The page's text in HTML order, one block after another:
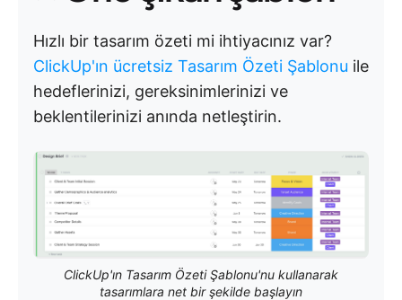
Hızlı bir tasarım özeti mi ihtiyacınız var?
ClickUp'ın ücretsiz Tasarım Özeti Şablonu ile
hedeflerinizi, gereksinimlerinizi ve
beklentilerinizi anında netleştirin.
ClickUp'ın Tasarım Özeti Şablonu'nu kullanarak
tasarımlara net bir şekilde başlayın